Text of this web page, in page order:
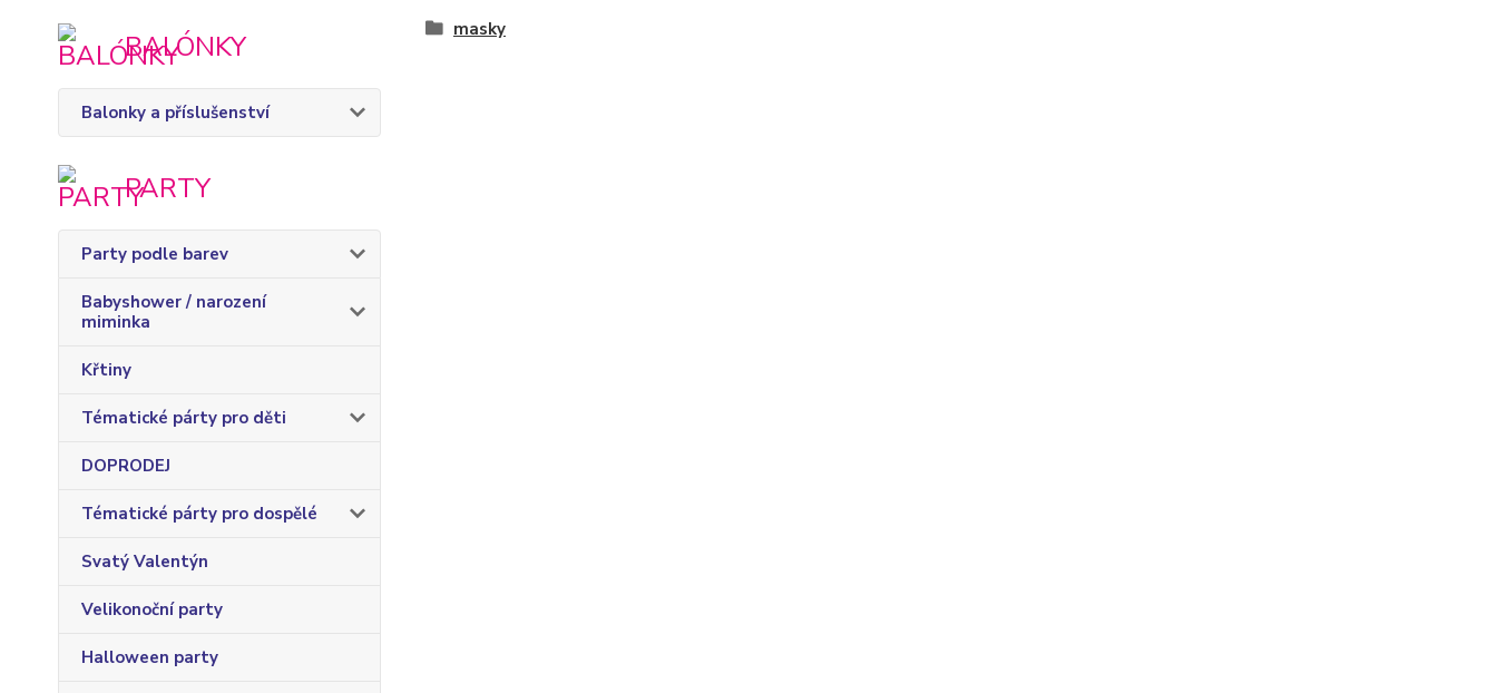
BALÓNKY
Balonky a příslušenství
PARTY
Party podle barev
Babyshower / narození
miminka
Křtiny
Tématické párty pro děti
DOPRODEJ
Tématické párty pro dospělé
Svatý Valentýn
Velikonoční party
Halloween party
masky